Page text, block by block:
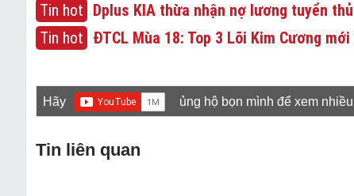
Tin hot Dplus KIA thừa nhận nợ lương tuyển thủ
Tin hot ĐTCL Mùa 18: Top 3 Lõi Kim Cương
Hãy ủng hộ bọn mình để xem
Tin liên quan